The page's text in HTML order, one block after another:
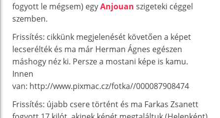
fogyott le mégsem) egyAnjouan szigeteki céggel
szemben.
Frissítés: cikkünk megjelenését követően a képet
lecserélték és ma már Herman Ágnes egészen
máshogy néz ki. Persze a mostani képe is kamu.
Innen
van: http://www.pixmac.cz/fotka//000087908474
Frissítés: újabb csere történt és ma Farkas Zsanett